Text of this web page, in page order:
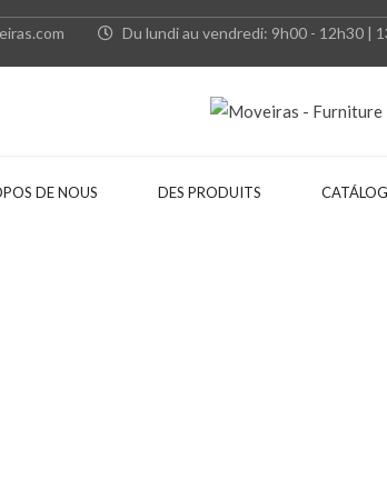
Du lundi au vendredi: 9h00 - 12h30 |
DE NOUS DES PRODUITS